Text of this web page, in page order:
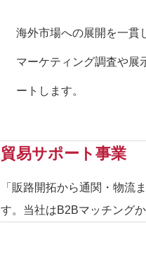
海外市場への展開を一貫
マーケティング調査や展
ートします。
貿易サポート事業
「販路開拓から通関・物流
す。当社はB2Bマッチング